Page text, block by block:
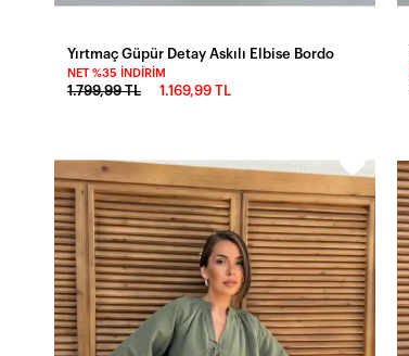
Yırtmaç Güpür Detay Askılı Elbise Bordo
NET %35 İNDIRIM
1.799,99 TL 1.169,99 TL